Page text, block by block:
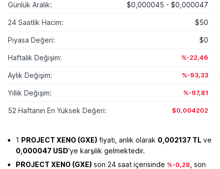
Günlük Aralık: $0,000045 - $0,000047
24 Saatlik Hacim: $50
Piyasa Değeri: $0
Haftalık Değişim: %-22,46
Aylık Değişim: %-93,33
Yıllık Değişim: %-97,81
52 Haftanın En Yüksek Değeri: $0,004202
1 PROJECT XENO (GXE) fiyatı, anlık olarak 0,002137 TL ve
0,000047 USD'ye karşılık gelmektedir.
PROJECT XENO (GXE) son 24 saat içerisinde %-0,28 , son